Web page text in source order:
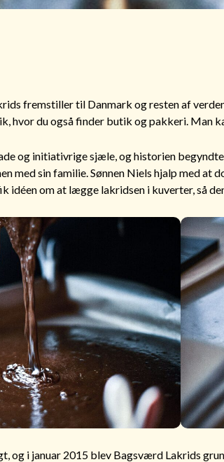
fremstiller til Danmark og resten af
hvor du også finder butik og pakkeri. Man
og initiativrige sjæle, og historien
med sin familie. Sønnen Niels hjalp med at
idéen om at lægge lakridsen i kuverter, så
og i januar 2015 blev Bagsværd Lakrids